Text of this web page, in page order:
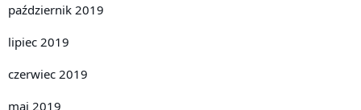
październik 2019
lipiec 2019
czerwiec 2019
maj 2019